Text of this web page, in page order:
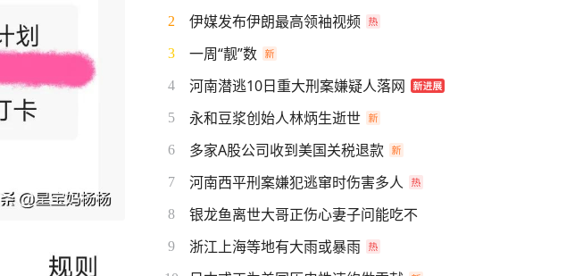
2 伊媒发布伊朗最高领袖视频
3 一周“靓”数
4 河南潜逃10日重大刑案嫌疑人落网
5 永和豆浆创始人林炳生逝世
6 多家A股公司收到美国关税退款
7 河南西平刑案嫌犯逃窜时伤害多人
8 银龙鱼离世大哥正伤心妻子问能吃不
9 浙江上海等地有大雨或暴雨